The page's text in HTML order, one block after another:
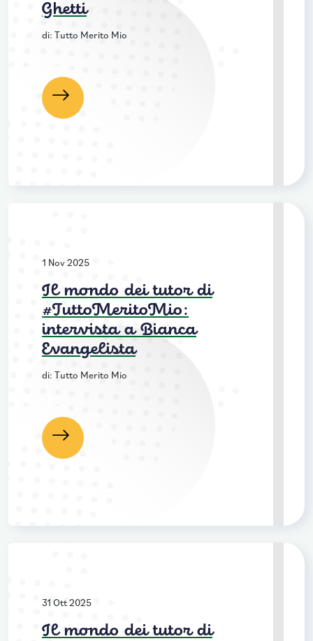
Ghetti
di: Tutto Merito Mio
Leggi
1 Nov 2025
Il mondo dei tutor di
#TuttoMeritoMio:
intervista a Bianca
Evangelista
di: Tutto Merito Mio
Leggi
31 Ott 2025
Il mondo dei tutor di